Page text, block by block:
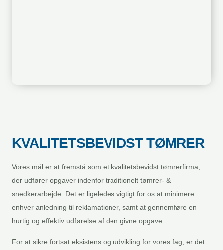
KVALITETSBEVIDST TØMRER
Vores mål er at fremstå som et kvalitetsbevidst tømrerfirma,
der udfører opgaver indenfor traditionelt tømrer- &
snedkerarbejde.​ ​Det er ligeledes vigtigt for os at minimere
enhver anledning til reklamationer, samt at gennemføre en
hurtig og effektiv udførelse af den givne opgave.​
For at sikre fortsat eksistens og udvikling for vores fag, er det